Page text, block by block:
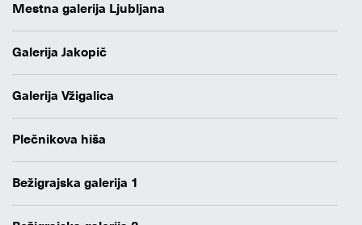
Mestna galerija Ljubljana
Galerija Jakopič
Galerija Vžigalica
Plečnikova hiša
Bežigrajska galerija 1